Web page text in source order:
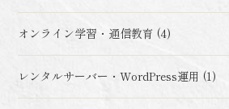
オンライン学習・通信教育 (4)
レンタルサーバー・WordPress運用 (1)